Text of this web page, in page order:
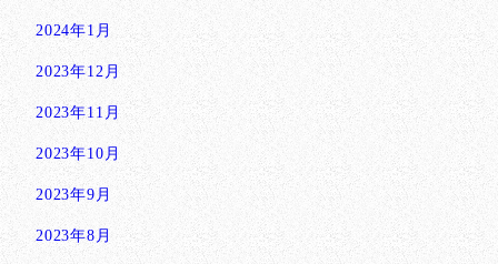
2024年1月
2023年12月
2023年11月
2023年10月
2023年9月
2023年8月